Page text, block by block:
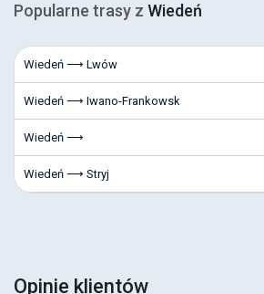
Popularne trasy z Wiedeń
Wiedeń ⟶ Lwów
Wiedeń ⟶ Iwano-Frankowsk
Wiedeń ⟶
Wiedeń ⟶ Stryj
Opinie klientów